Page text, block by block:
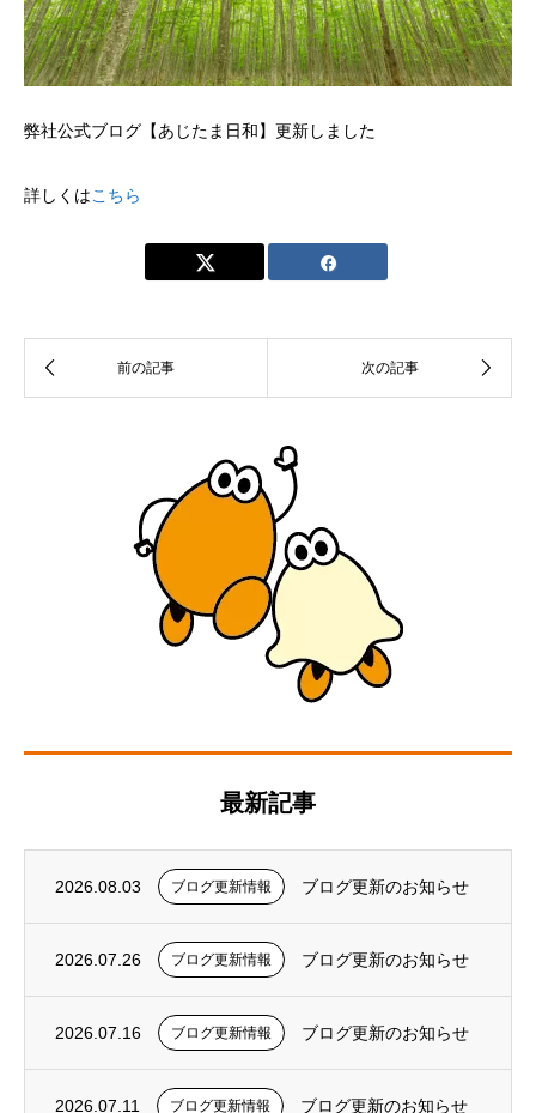
弊社公式ブログ【あじたま日和】更新しました
詳しくはこちら
最新記事
2026.08.03 ブログ更新情報 ブログ更新のお知らせ
2026.07.26 ブログ更新情報 ブログ更新のお知らせ
2026.07.16 ブログ更新情報 ブログ更新のお知らせ
2026.07.11 ブログ更新情報 ブログ更新のお知らせ